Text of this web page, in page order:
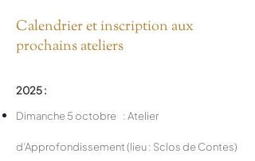
Calendrier et inscription aux
prochains ateliers
2025 :
Dimanche 5 octobre : Atelier
d’Approfondissement (lieu : Sclos de Contes)